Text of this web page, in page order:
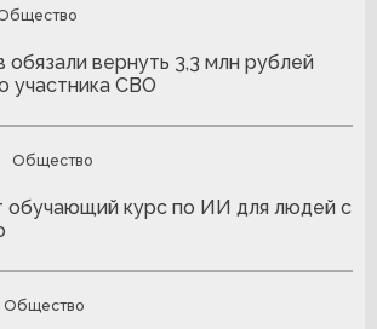
обязали вернуть 3,3 млн рублей
участника СВО
Общество
обучающий курс по ИИ для людей с
Общество